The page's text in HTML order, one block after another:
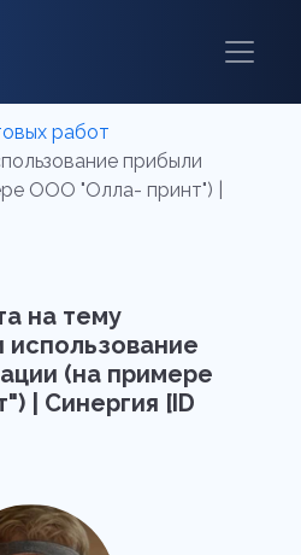
работ
прибыли
ООО "Олла- принт") |
на тему
(на примере
| Синергия [ID